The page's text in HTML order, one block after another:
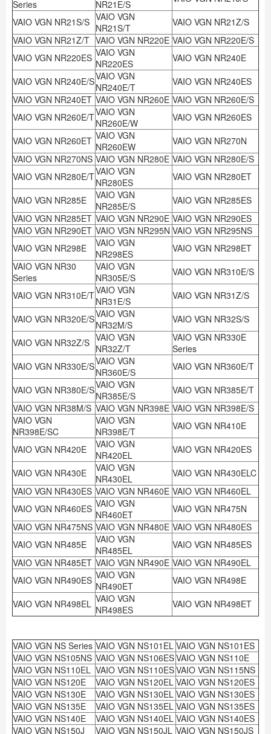
Series
NR21E/S
VAIO VGN NR21S/S VAIO VGN
NR21S/T
VAIO VGN NR21Z/S
VAIO VGN NR21Z/T VAIO VGN NR220E VAIO VGN NR220E/S
VAIO VGN NR220ES VAIO VGN
NR220ES
VAIO VGN NR240E
VAIO VGN NR240E/SVAIO VGN
NR240E/T
VAIO VGN NR240ES
VAIO VGN NR240ET VAIO VGN NR260E VAIO VGN NR260E/S
VAIO VGN NR260E/TVAIO VGN
NR260E/W
VAIO VGN NR260ES
VAIO VGN NR260ET VAIO VGN
NR260EW
VAIO VGN NR270N
VAIO VGN NR270NS VAIO VGN NR280E VAIO VGN NR280E/S
VAIO VGN NR280E/TVAIO VGN
NR280ES
VAIO VGN NR280ET
VAIO VGN NR285E
VAIO VGN
NR285E/S
VAIO VGN NR285ES
VAIO VGN NR285ET VAIO VGN NR290E VAIO VGN NR290ES
VAIO VGN NR290ET VAIO VGN NR295N VAIO VGN NR295NS
VAIO VGN NR298E
VAIO VGN
NR298ES
VAIO VGN NR298ET
VAIO VGN NR30
Series
VAIO VGN
NR305E/S
VAIO VGN NR310E/S
VAIO VGN NR310E/TVAIO VGN
NR31E/S
VAIO VGN NR31Z/S
VAIO VGN NR320E/SVAIO VGN
NR32M/S
VAIO VGN NR32S/S
VAIO VGN NR32Z/S VAIO VGN
NR32Z/T
VAIO VGN NR330E
Series
VAIO VGN NR330E/SVAIO VGN
NR360E/S
VAIO VGN NR360E/T
VAIO VGN NR380E/SVAIO VGN
NR385E/S
VAIO VGN NR385E/T
VAIO VGN NR38M/S VAIO VGN NR398E VAIO VGN NR398E/S
VAIO VGN
NR398E/SC
VAIO VGN
NR398E/T
VAIO VGN NR410E
VAIO VGN NR420E
VAIO VGN
NR420EL
VAIO VGN NR420ES
VAIO VGN NR430E
VAIO VGN
NR430EL
VAIO VGN NR430ELC
VAIO VGN NR430ES VAIO VGN NR460E VAIO VGN NR460EL
VAIO VGN NR460ES VAIO VGN
NR460ET
VAIO VGN NR475N
VAIO VGN NR475NS VAIO VGN NR480E VAIO VGN NR480ES
VAIO VGN NR485E
VAIO VGN
NR485EL
VAIO VGN NR485ES
VAIO VGN NR485ET VAIO VGN NR490E VAIO VGN NR490EL
VAIO VGN NR490ES VAIO VGN
NR490ET
VAIO VGN NR498E
VAIO VGN NR498EL VAIO VGN
NR498ES
VAIO VGN NR498ET
VAIO VGN NS Series VAIO VGN NS101EL VAIO VGN NS101ES
VAIO VGN NS105NS VAIO VGN NS106ESVAIO VGN NS110E
VAIO VGN NS110EL VAIO VGN NS110ESVAIO VGN NS115NS
VAIO VGN NS120E
VAIO VGN NS120EL VAIO VGN NS120ES
VAIO VGN NS130E
VAIO VGN NS130EL VAIO VGN NS130ES
VAIO VGN NS135E
VAIO VGN NS135EL VAIO VGN NS135ES
VAIO VGN NS140E
VAIO VGN NS140EL VAIO VGN NS140ES
VAIO VGN NS150J
VAIO VGN NS150JL VAIO VGN NS150JS